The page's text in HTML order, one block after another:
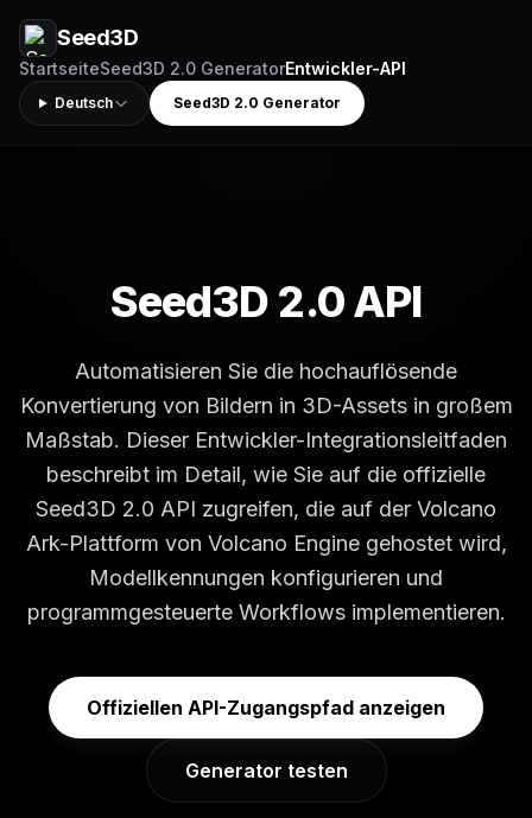
Seed3D
StartseiteSeed3D 2.0 GeneratorEntwickler-API
Deutsch Seed3D 2.0 Generator
Seed3D 2.0 API
Automatisieren Sie die hochauflösende
Konvertierung von Bildern in 3D-Assets in großem
Maßstab. Dieser Entwickler-Integrationsleitfaden
beschreibt im Detail, wie Sie auf die offizielle
Seed3D 2.0 API zugreifen, die auf der Volcano
Ark-Plattform von Volcano Engine gehostet wird,
Modellkennungen konfigurieren und
programmgesteuerte Workflows implementieren.
Offiziellen API-Zugangspfad anzeigen
Generator testen